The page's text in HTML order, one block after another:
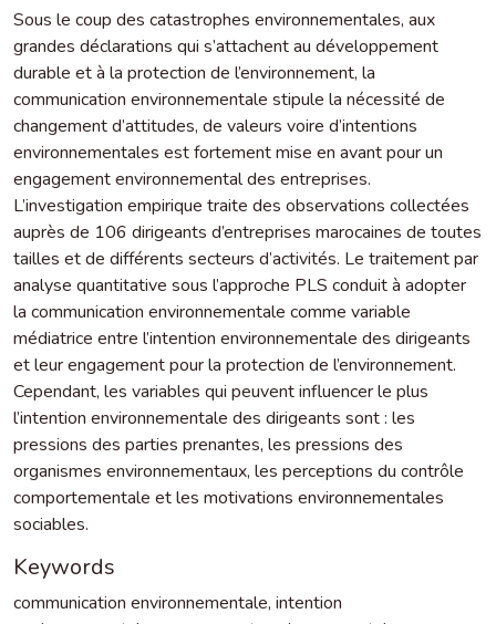
Sous le coup des catastrophes environnementales, aux
grandes déclarations qui s’attachent au développement
durable et à la protection de l’environnement, la
communication environnementale stipule la nécessité de
changement d’attitudes, de valeurs voire d’intentions
environnementales est fortement mise en avant pour un
engagement environnemental des entreprises.
L’investigation empirique traite des observations collectées
auprès de 106 dirigeants d’entreprises marocaines de toutes
tailles et de différents secteurs d’activités. Le traitement par
analyse quantitative sous l’approche PLS conduit à adopter
la communication environnementale comme variable
médiatrice entre l’intention environnementale des dirigeants
et leur engagement pour la protection de l’environnement.
Cependant, les variables qui peuvent influencer le plus
l’intention environnementale des dirigeants sont : les
pressions des parties prenantes, les pressions des
organismes environnementaux, les perceptions du contrôle
comportementale et les motivations environnementales
sociables.
Keywords
communication environnementale, intention